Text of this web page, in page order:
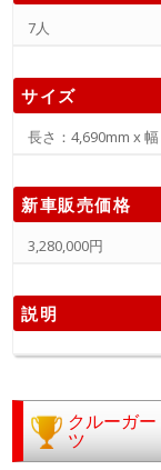
7人
サイズ
長さ：4,690mm x
新車販売価格
3,280,000円
説明
クルーガ
ツ